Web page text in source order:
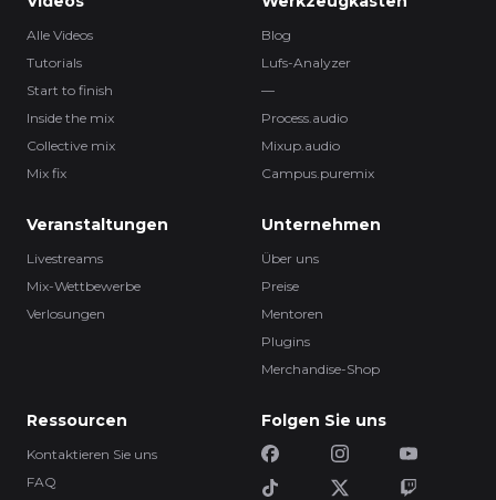
Alle Videos
Tutorials
Start to finish
Inside the mix
Collective mix
Mix fix
Blog
Lufs-Analyzer
—
Process.audio
Mixup.audio
Campus.puremix
Veranstaltungen
Livestreams
Mix-Wettbewerbe
Verlosungen
Unternehmen
Über uns
Preise
Mentoren
Plugins
Merchandise-Shop
Ressourcen
Kontaktieren Sie uns
FAQ
Folgen Sie uns